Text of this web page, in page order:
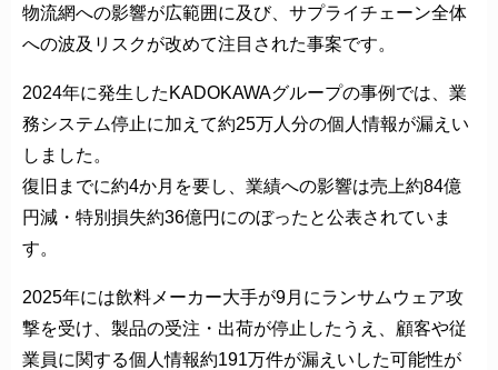
物流網への影響が広範囲に及び、サプライチェーン全体
への波及リスクが改めて注目された事案です。
2024年に発生したKADOKAWAグループの事例では、業
務システム停止に加えて約25万人分の個人情報が漏えい
しました。
復旧までに約4か月を要し、業績への影響は売上約84億
円減・特別損失約36億円にのぼったと公表されていま
す。
2025年には飲料メーカー大手が9月にランサムウェア攻
撃を受け、製品の受注・出荷が停止したうえ、顧客や従
業員に関する個人情報約191万件が漏えいした可能性が